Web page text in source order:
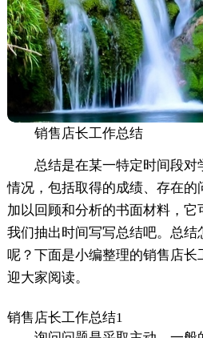
销售店长工作总结
总结是在某一特定时间段
情况，包括取得的成绩、存在的
加以回顾和分析的书面材料，
我们抽出时间写写总结吧。总
呢？下面是小编整理的销售店长
迎大家阅读。
销售店长工作总结1